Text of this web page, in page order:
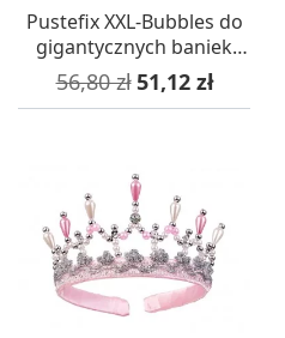
Pustefix XXL-Bubbles do
gigantycznych baniek
mydlanych z płynem 1l
Cena podstawowa
56,80 zł Cena
51,12 zł